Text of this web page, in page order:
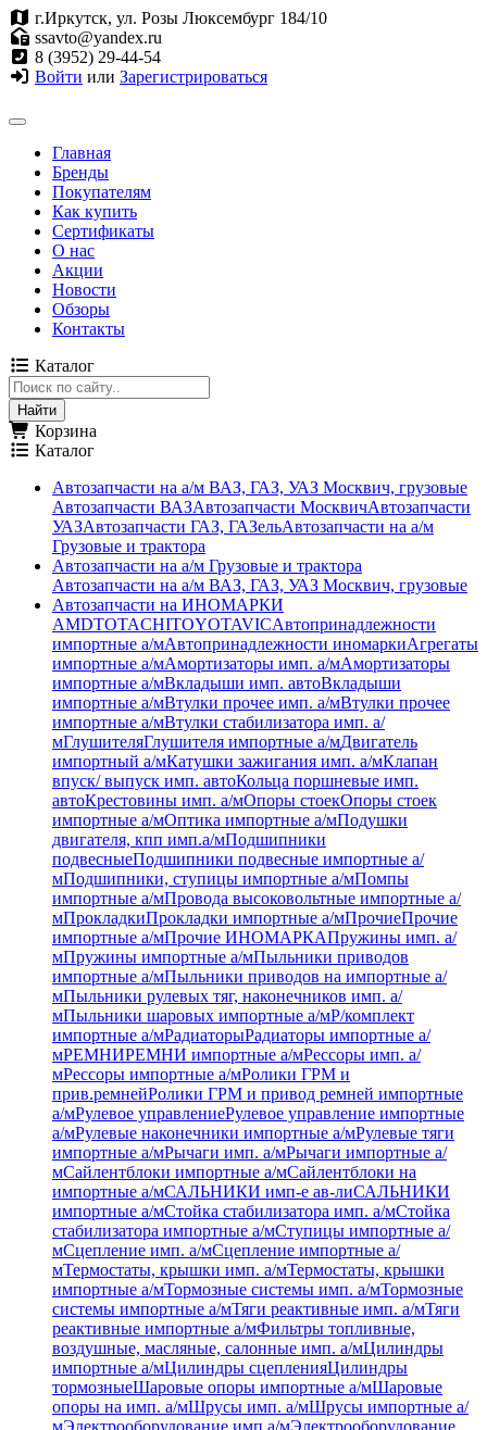
г.Иркутск, ул. Розы Люксембург 184/10
ssavto@yandex.ru
8 (3952) 29-44-54
Войти или Зарегистрироваться
Главная
Бренды
Покупателям
Как купить
Сертификаты
О нас
Акции
Новости
Обзоры
Контакты
Каталог
Корзина
Каталог
Автозапчасти на а/м ВАЗ, ГАЗ, УАЗ Москвич, грузовые
Автозапчасти ВАЗАвтозапчасти МосквичАвтозапчасти
УАЗАвтозапчасти ГАЗ, ГАЗельАвтозапчасти на а/м
Грузовые и трактора
Автозапчасти на а/м Грузовые и трактора
Автозапчасти на а/м ВАЗ, ГАЗ, УАЗ Москвич, грузовые
Автозапчасти на ИНОМАРКИ
AMDTOTACHITOYOTAVICАвтопринадлежности
импортные а/мАвтопринадлежности иномаркиАгрегаты
импортные а/мАмортизаторы имп. а/мАмортизаторы
импортные а/мВкладыши имп. автоВкладыши
импортные а/мВтулки прочее имп. а/мВтулки прочее
импортные а/мВтулки стабилизатора имп. а/
мГлушителяГлушителя импортные а/мДвигатель
импортный а/мКатушки зажигания имп. а/мКлапан
впуск/ выпуск имп. автоКольца поршневые имп.
автоКрестовины имп. а/мОпоры стоекОпоры стоек
импортные а/мОптика импортные а/мПодушки
двигателя, кпп имп.а/мПодшипники
подвесныеПодшипники подвесные импортные а/
мПодшипники, ступицы импортные а/мПомпы
импортные а/мПровода высоковольтные импортные а/
мПрокладкиПрокладки импортные а/мПрочиеПрочие
импортные а/мПрочие ИНОМАРКАПружины имп. а/
мПружины импортные а/мПыльники приводов
импортные а/мПыльники приводов на импортные а/
мПыльники рулевых тяг, наконечников имп. а/
мПыльники шаровых импортные а/мР/комплект
импортные а/мРадиаторыРадиаторы импортные а/
мРЕМНИРЕМНИ импортные а/мРессоры имп. а/
мРессоры импортные а/мРолики ГРМ и
прив.ремнейРолики ГРМ и привод ремней импортные
а/мРулевое управлениеРулевое управление импортные
а/мРулевые наконечники импортные а/мРулевые тяги
импортные а/мРычаги имп. а/мРычаги импортные а/
мСайлентблоки импортные а/мСайлентблоки на
импортные а/мСАЛЬНИКИ имп-е ав-лиСАЛЬНИКИ
импортные а/мСтойка стабилизатора имп. а/мСтойка
стабилизатора импортные а/мСтупицы импортные а/
мСцепление имп. а/мСцепление импортные а/
мТермостаты, крышки имп. а/мТермостаты, крышки
импортные а/мТормозные системы имп. а/мТормозные
системы импортные а/мТяги реактивные имп. а/мТяги
реактивные импортные а/мФильтры топливные,
воздушные, масляные, салонные имп. а/мЦилиндры
импортные а/мЦилиндры сцепленияЦилиндры
тормозныеШаровые опоры импортные а/мШаровые
опоры на имп. а/мШрусы имп. а/мШрусы импортные а/
мЭлектрооборудование имп.а/мЭлектрооборудование